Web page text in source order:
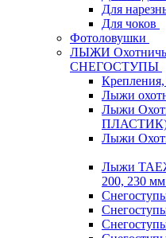
Для
Для чоков
Фотоловушки
ЛЫЖИ
СНЕГОСТУПЫ
Лыжи
Лыжи
Лыжи
Лыжи
200, 230